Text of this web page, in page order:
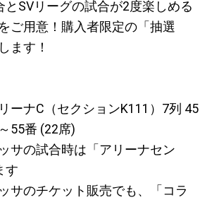
とSVリーグの試合が2度楽しめる
ご用意！購入者限定の「抽選
ます！
ーナC（セクションK111）7列 45
55番 (22席)
の試合時は「アリーナセン
す
のチケット販売でも、「コラ